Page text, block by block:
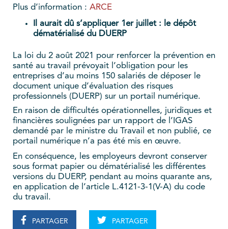
Plus d’information : ARCE
Il aurait dû s’appliquer 1er juillet : le dépôt
dématérialisé du DUERP
La loi du 2 août 2021 pour renforcer la prévention en
santé au travail prévoyait l’obligation pour les
entreprises d’au moins 150 salariés de déposer le
document unique d’évaluation des risques
professionnels (DUERP) sur un portail numérique.
En raison de difficultés opérationnelles, juridiques et
financières soulignées par un rapport de l’IGAS
demandé par le ministre du Travail et non publié, ce
portail numérique n’a pas été mis en œuvre.
En conséquence, les employeurs devront conserver
sous format papier ou dématérialisé les différentes
versions du DUERP, pendant au moins quarante ans,
en application de l’article L.4121-3-1(V-A) du code
du travail.
PARTAGER PARTAGER